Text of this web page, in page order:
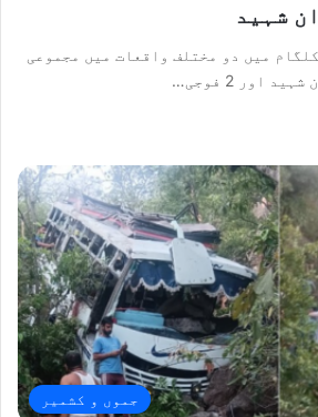
میں دو مختلف واقعات میں مجموعی
جموں و کشمیر